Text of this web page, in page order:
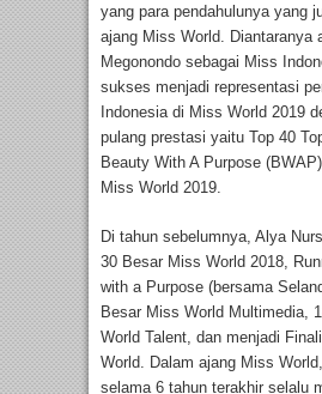
yang para pendahulunya yang
ajang Miss World. Diantaranya
Megonondo sebagai Miss
sukses menjadi representasi
Indonesia di Miss World 2019
pulang prestasi yaitu Top 40
Beauty With A Purpose
Miss World 2019.
Di tahun sebelumnya, Alya
30 Besar Miss World 2018,
with a Purpose (bersama
Besar Miss World Multimedia,
World Talent, dan menjadi
World. Dalam ajang Miss
selama 6 tahun terakhir selalu